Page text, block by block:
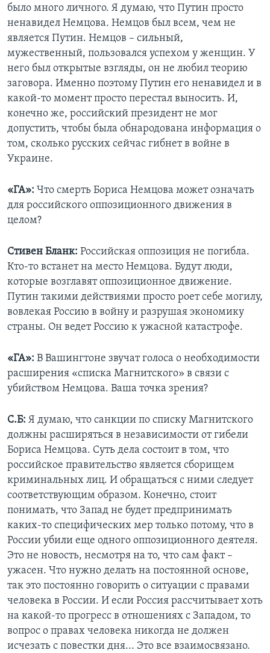
было много личного. Я думаю, что Путин просто
ненавидел Немцова. Немцов был всем, чем не
является Путин. Немцов – сильный,
мужественный, пользовался успехом у женщин. У
него был открытые взгляды, он не любил теорию
заговора. Именно поэтому Путин его ненавидел и в
какой-то момент просто перестал выносить. И,
конечно же, российский президент не мог
допустить, чтобы была обнародована информация о
том, сколько русских сейчас гибнет в войне в
Украине.
«ГА»: Что смерть Бориса Немцова может означать
для российского оппозиционного движения в
целом?
Стивен Бланк: Российская оппозиция не погибла.
Кто-то встанет на место Немцова. Будут люди,
которые возглавят оппозиционное движение.
Путин такими действиями просто роет себе могилу,
вовлекая Россию в войну и разрушая экономику
страны. Он ведет Россию к ужасной катастрофе.
«ГА»: В Вашингтоне звучат голоса о необходимости
расширения «списка Магнитского» в связи с
убийством Немцова. Ваша точка зрения?
С.Б: Я думаю, что санкции по списку Магнитского
должны расширяться в независимости от гибели
Бориса Немцова. Суть дела состоит в том, что
российское правительство является сборищем
криминальных лиц. И обращаться с ними следует
соответствующим образом. Конечно, стоит
понимать, что Запад не будет предпринимать
каких-то специфических мер только потому, что в
России убили еще одного оппозиционного деятеля.
Это не новость, несмотря на то, что сам факт –
ужасен. Что нужно делать на постоянной основе,
так это постоянно говорить о ситуации с правами
человека в России. И если Россия рассчитывает хоть
на какой-то прогресс в отношениях с Западом, то
вопрос о правах человека никогда не должен
исчезать с повестки дня... Это все взаимосвязано.